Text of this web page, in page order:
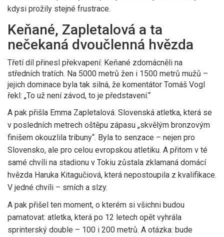
kdysi prožily stejné frustrace.
Keňané, Zapletalová a ta
nečekaná dvoučlenná hvězda
Třetí díl přinesl překvapení: Keňané zdomácněli na
středních tratích. Na 5000 metrů žen i 1500 metrů mužů –
jejich dominace byla tak silná, že komentátor Tomáš Vogl
řekl: „To už není závod, to je představení.“
A pak přišla Emma Zapletalová. Slovenská atletka, která se
v posledních metrech oštěpu zápasu „skvělým bronzovým
finišem okouzlila tribuny“. Byla to senzace – nejen pro
Slovensko, ale pro celou evropskou atletiku. A přitom v té
samé chvíli na stadionu v Tokiu zůstala zklamaná domácí
hvězda Haruka Kitagučiová, která nepostoupila z kvalifikace.
V jedné chvíli – smích a slzy.
A pak přišel ten moment, o kterém si všichni budou
pamatovat: atletka, která po 12 letech opět vyhrála
sprinterský double – 100 i 200 metrů. A otázka: bude